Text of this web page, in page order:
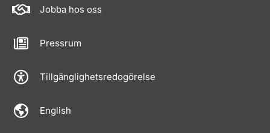
Jobba hos oss
Pressrum
Tillgänglighetsredogörelse
English